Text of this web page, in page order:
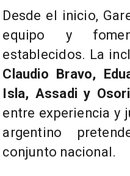
Desde el inicio,
equipo y
establecidos. La
Claudio Bravo,
Isla, Assadi y
entre experiencia y
argentino
conjunto nacional.